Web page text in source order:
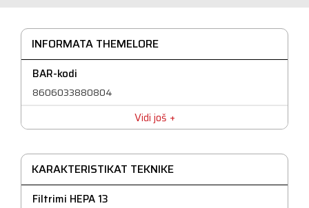
INFORMATA THEMELORE
BAR-kodi
8606033880804
Vidi još
KARAKTERISTIKAT TEKNIKE
Filtrimi HEPA 13